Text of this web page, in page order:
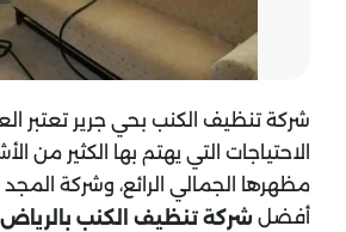
شركة تنظيف الكنب بحي جرير تعتبر
الاحتياجات التي يهتم بها الكثير من
مظهرها الجمالي الرائع، وشركة
أفضل شركة تنظيف الكنب بالرياض